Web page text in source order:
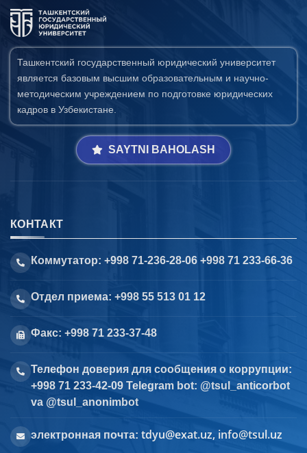
Ташкентский государственный юридический университет
является базовым высшим образовательным и научно-
методическим учреждением по подготовке юридических
кадров в Узбекистане.
SAYTNI BAHOLASH
КОНТАКТ
Коммутатор: +998 71-236-28-06 +998 71 233-66-36
Отдел приема: +998 55 513 01 12
Факс: +998 71 233-37-48
Телефон доверия для сообщения о коррупции:
+998 71 233-42-09 Telegram bot: @tsul_anticorbot
va @tsul_anonimbot
электронная почта: tdyu@exat.uz, info@tsul.uz